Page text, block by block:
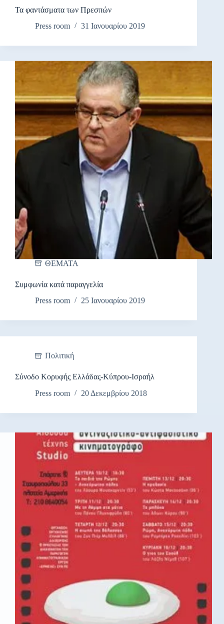
Τα φαντάσματα των Πρεσπών
Press room
31 Ιανουαρίου 2019
ΘΕΜΑΤΑ
Συμφωνία κατά παραγγελία
Press room
25 Ιανουαρίου 2019
Πολιτική
Σύνοδο Κορυφής Ελλάδας-Κύπρου-Ισραήλ
Press room
20 Δεκεμβρίου 2018